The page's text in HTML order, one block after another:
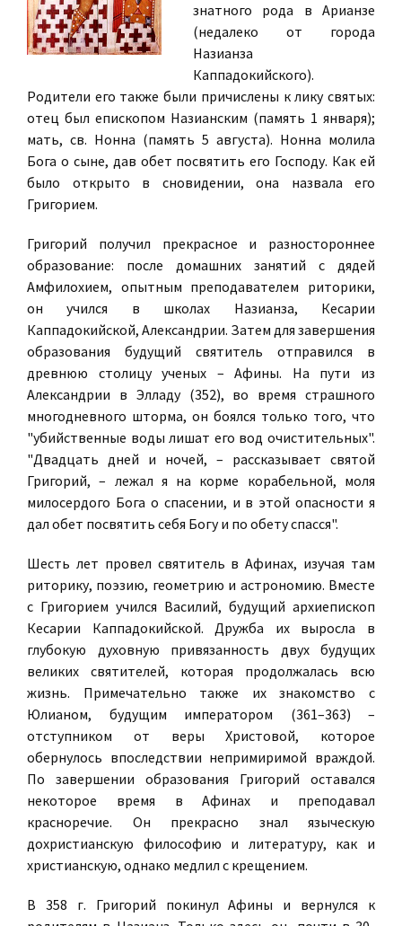
знатного рода в Арианзе
(недалеко от города
Назианза
Каппадокийского).
Родители его также были причислены к лику святых:
отец был епископом Назианским (память 1 января);
мать, св. Нонна (память 5 августа). Нонна молила
Бога о сыне, дав обет посвятить его Господу. Как ей
было открыто в сновидении, она назвала его
Григорием.
Григорий получил прекрасное и разностороннее
образование: после домашних занятий с дядей
Амфилохием, опытным преподавателем риторики,
он учился в школах Назианза, Кесарии
Каппадокийской, Александрии. Затем для завершения
образования будущий святитель отправился в
древнюю столицу ученых – Афины. На пути из
Александрии в Элладу (352), во время страшного
многодневного шторма, он боялся только того, что
"убийственные воды лишат его вод очистительных".
"Двадцать дней и ночей, – рассказывает святой
Григорий, – лежал я на корме корабельной, моля
милосердого Бога о спасении, и в этой опасности я
дал обет посвятить себя Богу и по обету спасся".
Шесть лет провел святитель в Афинах, изучая там
риторику, поэзию, геометрию и астрономию. Вместе
с Григорием учился Василий, будущий архиепископ
Кесарии Каппадокийской. Дружба их выросла в
глубокую духовную привязанность двух будущих
великих святителей, которая продолжалась всю
жизнь. Примечательно также их знакомство с
Юлианом, будущим императором (361–363) –
отступником от веры Христовой, которое
обернулось впоследствии непримиримой враждой.
По завершении образования Григорий оставался
некоторое время в Афинах и преподавал
красноречие. Он прекрасно знал языческую
дохристианскую философию и литературу, как и
христианскую, однако медлил с крещением.
В 358 г. Григорий покинул Афины и вернулся к